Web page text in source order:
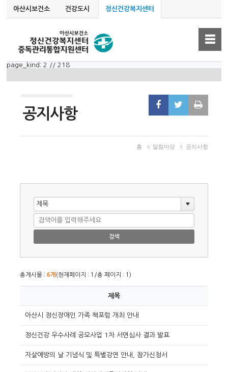
아산시보건소 건강도시 정신건강복지센터
☰
신건강복지센터
page_kind: 2 // 218
공지사항
홈 알림마당 공지사항
검색
총게시물 : 6개 (현재페이지 : 1/총 페이지 : 1)
제목
아산시 정신장애인 가족 책포럼 개최 안내
정신건강 우수사례 공모사업 1차 서면심사 결과 발표
자살예방의 날 기념식 및 특별강연 안내, 참가신청서